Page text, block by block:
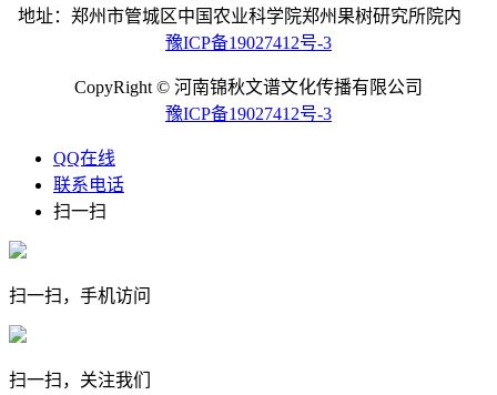
地址：郑州市管城区中国农业科学院郑州果树研究所院内
豫ICP备19027412号-3
CopyRight © 河南锦秋文谱文化传播有限公司
豫ICP备19027412号-3
QQ在线
联系电话
扫一扫
扫一扫，手机访问
扫一扫，关注我们